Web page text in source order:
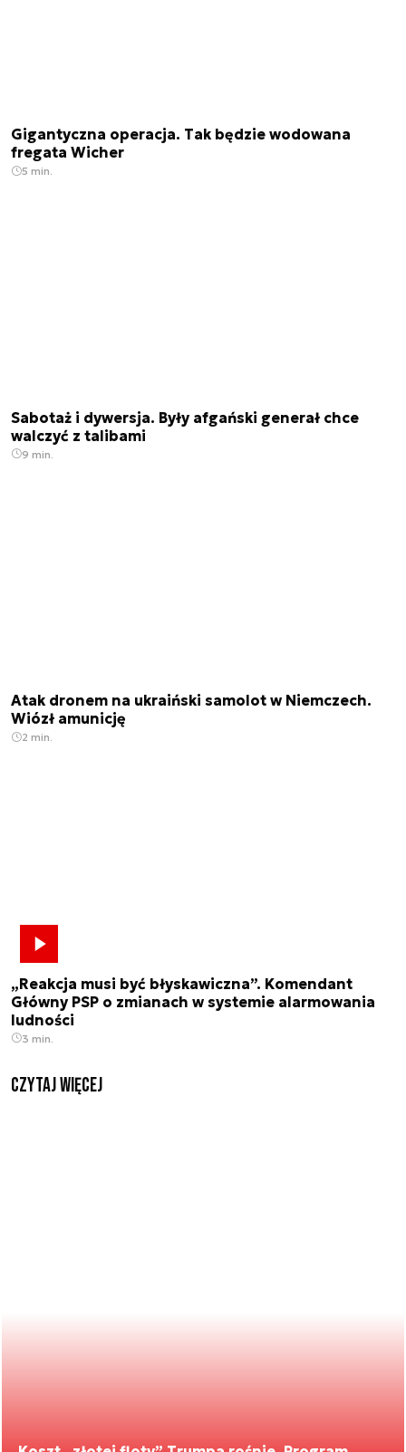
Gigantyczna operacja. Tak będzie wodowana
fregata Wicher
5 min.
Sabotaż i dywersja. Były afgański generał chce
walczyć z talibami
9 min.
Atak dronem na ukraiński samolot w Niemczech.
Wiózł amunicję
2 min.
„Reakcja musi być błyskawiczna”. Komendant
Główny PSP o zmianach w systemie alarmowania
ludności
3 min.
czytaj więcej